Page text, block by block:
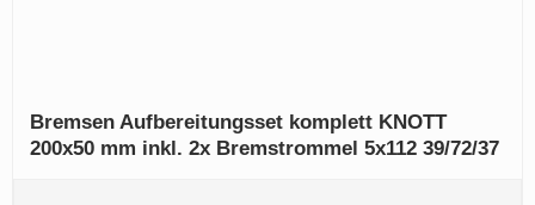
Bremsen Aufbereitungsset komplett KNOTT
200x50 mm inkl. 2x Bremstrommel 5x112 39/72/37